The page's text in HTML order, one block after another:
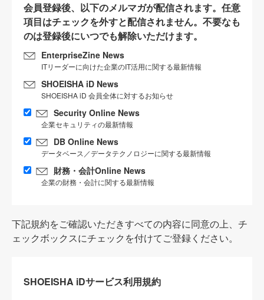
会員登録後、以下のメルマガが配信されます。任意
項目はチェックを外すと配信されません。不要なも
のは登録後にいつでも解除いただけます。
EnterpriseZine News
ITリーダーに向けた企業のIT活用に関する最新情報
SHOEISHA iD News
SHOEISHA iD 会員全体に対するお知らせ
Security Online News
企業セキュリティの最新情報
DB Online News
データベース／データテクノロジーに関する最新情報
財務・会計Online News
企業の財務・会計に関する最新情報
下記規約をご確認いただきすべての内容に同意の上、チ
ェックボックスにチェックを付けてご登録ください。
SHOEISHA iDサービス利用規約